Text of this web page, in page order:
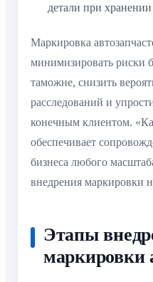
детали при
Маркировка
минимизировать риски
таможне, снизить
расследований и
конечным клиентом.
обеспечивает
бизнеса любого
внедрения маркировки
Этапы
маркировки